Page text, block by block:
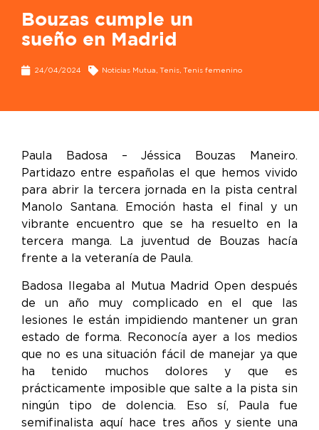
Bouzas cumple un
sueño en Madrid
24/04/2024 Noticias Mutua, Tenis, Tenis femenino
Paula Badosa – Jéssica Bouzas Maneiro.
Partidazo entre españolas el que hemos vivido
para abrir la tercera jornada en la pista central
Manolo Santana. Emoción hasta el final y un
vibrante encuentro que se ha resuelto en la
tercera manga. La juventud de Bouzas hacía
frente a la veteranía de Paula.
Badosa llegaba al Mutua Madrid Open después
de un año muy complicado en el que las
lesiones le están impidiendo mantener un gran
estado de forma. Reconocía ayer a los medios
que no es una situación fácil de manejar ya que
ha tenido muchos dolores y que es
prácticamente imposible que salte a la pista sin
ningún tipo de dolencia. Eso sí, Paula fue
semifinalista aquí hace tres años y siente una